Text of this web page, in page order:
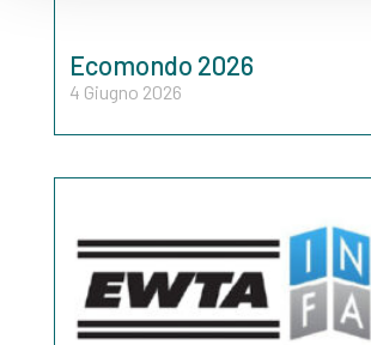
Ecomondo 2026
4 Giugno 2026